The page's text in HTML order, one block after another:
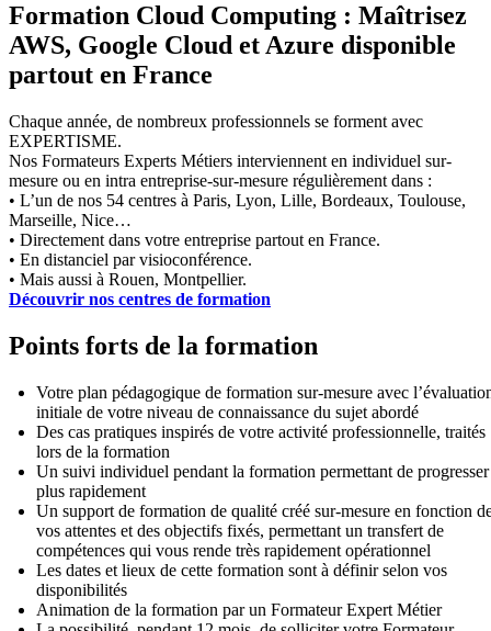
Formation Cloud Computing : Maîtrisez
AWS, Google Cloud et Azure disponible
partout en France
Chaque année, de nombreux professionnels se forment avec
EXPERTISME.
Nos Formateurs Experts Métiers interviennent en individuel sur-
mesure ou en intra entreprise-sur-mesure régulièrement dans :
• L’un de nos 54 centres à Paris, Lyon, Lille, Bordeaux, Toulouse,
Marseille, Nice…
• Directement dans votre entreprise partout en France.
• En distanciel par visioconférence.
• Mais aussi à Rouen, Montpellier.
Découvrir nos centres de formation
Points forts de la formation
Votre plan pédagogique de formation sur-mesure avec
initiale de votre niveau de connaissance du sujet abordé
Des cas pratiques inspirés de votre activité professionnelle, traités
lors de la formation
Un suivi individuel pendant la formation permettant de progresser
plus rapidement
Un support de formation de qualité créé sur-mesure en fonction
vos attentes et des objectifs fixés, permettant un transfert de
compétences qui vous rende très rapidement opérationnel
Les dates et lieux de cette formation sont à définir selon vos
disponibilités
Animation de la formation par un Formateur Expert Métier